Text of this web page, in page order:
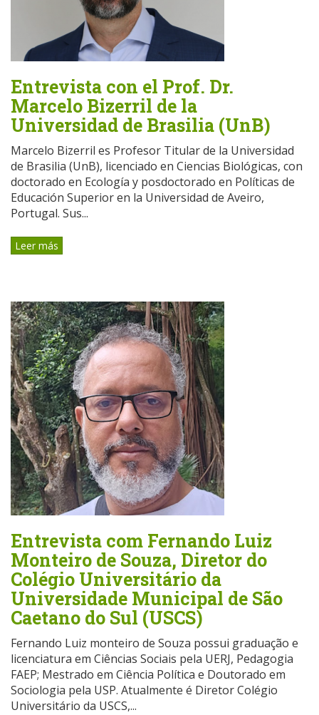
Entrevista con el Prof. Dr.
Marcelo Bizerril de la
Universidad de Brasilia (UnB)
Marcelo Bizerril es Profesor Titular de la Universidad
de Brasilia (UnB), licenciado en Ciencias Biológicas, con
doctorado en Ecología y posdoctorado en Políticas de
Educación Superior en la Universidad de Aveiro,
Portugal. Sus...
Leer más
Entrevista com Fernando Luiz
Monteiro de Souza, Diretor do
Colégio Universitário da
Universidade Municipal de São
Caetano do Sul (USCS)
Fernando Luiz monteiro de Souza possui graduação e
licenciatura em Ciências Sociais pela UERJ, Pedagogia
FAEP; Mestrado em Ciência Política e Doutorado em
Sociologia pela USP. Atualmente é Diretor Colégio
Universitário da USCS,...